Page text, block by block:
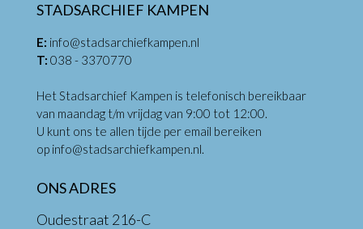
STADSARCHIEF KAMPEN
E: info@stadsarchiefkampen.nl
T: 038 - 3370770
Het Stadsarchief Kampen is telefonisch bereikbaar
van maandag t/m vrijdag van 9:00 tot 12:00.
U kunt ons te allen tijde per email bereiken
op info@stadsarchiefkampen.nl.
ONS ADRES
Oudestraat 216-C